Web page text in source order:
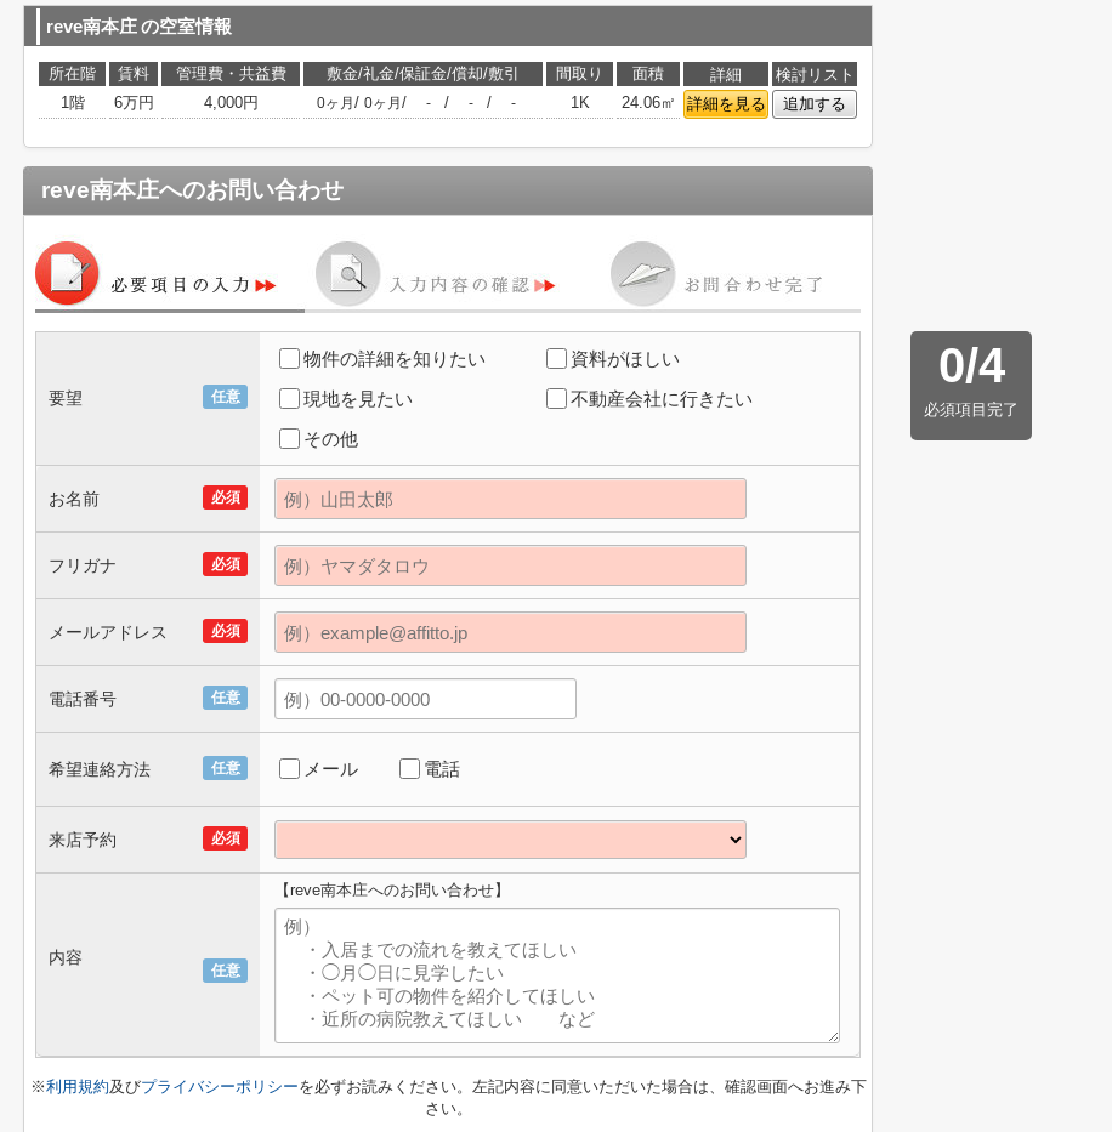
reve南本庄の空室情報
所在階 賃料 管理費・共益費 敷金/礼金/保証金/償却/敷引 間取り 面積 詳細
検討リスト
1階
6万円 4,000円 0ヶ月 / 0ヶ月 / - / - / - 1K 24.06㎡ 詳細を見る 追加する
reve南本庄へのお問い合わせ
0/4
必須項目完了
任意
要望
物件の詳細を知りたい
資料がほしい
現地を見たい
不動産会社に行きたい
その他
必須
お名前
必須
フリガナ
必須
メールアドレス
任意
電話番号
任意
希望連絡方法 メール 電話
必須
来店予約
任意
内容
【reve南本庄へのお問い合わせ】
※利用規約及びプライバシーポリシーを必ずお読みください。左記内容に同意いただいた場合は、確認画面へお進み下
さい。